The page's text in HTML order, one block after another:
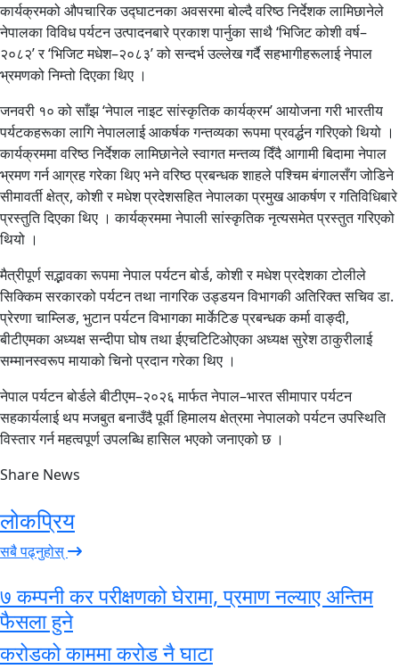
कार्यक्रमको औपचारिक उद्घाटनका अवसरमा बोल्दै वरिष्ठ निर्देशक लामिछानेले
नेपालका विविध पर्यटन उत्पादनबारे प्रकाश पार्नुका साथै ‘भिजिट कोशी वर्ष–
२०८२’ र ‘भिजिट मधेश–२०८३’ को सन्दर्भ उल्लेख गर्दै सहभागीहरूलाई नेपाल
भ्रमणको निम्तो दिएका थिए ।
जनवरी १० को साँझ ‘नेपाल नाइट सांस्कृतिक कार्यक्रम’ आयोजना गरी भारतीय
पर्यटकहरूका लागि नेपाललाई आकर्षक गन्तव्यका रूपमा प्रवर्द्धन गरिएको थियो ।
कार्यक्रममा वरिष्ठ निर्देशक लामिछानेले स्वागत मन्तव्य दिँदै आगामी बिदामा नेपाल
भ्रमण गर्न आग्रह गरेका थिए भने वरिष्ठ प्रबन्धक शाहले पश्चिम बंगालसँग जोडिने
सीमावर्ती क्षेत्र, कोशी र मधेश प्रदेशसहित नेपालका प्रमुख आकर्षण र गतिविधिबारे
प्रस्तुति दिएका थिए । कार्यक्रममा नेपाली सांस्कृतिक नृत्यसमेत प्रस्तुत गरिएको
थियो ।
मैत्रीपूर्ण सद्भावका रूपमा नेपाल पर्यटन बोर्ड, कोशी र मधेश प्रदेशका टोलीले
सिक्किम सरकारको पर्यटन तथा नागरिक उड्डयन विभागकी अतिरिक्त सचिव डा.
प्रेरणा चाम्लिङ, भुटान पर्यटन विभागका मार्केटिङ प्रबन्धक कर्मा वाङ्दी,
बीटीएमका अध्यक्ष सन्दीपा घोष तथा ईएचटिटिओएका अध्यक्ष सुरेश ठाकुरीलाई
सम्मानस्वरूप मायाको चिनो प्रदान गरेका थिए ।
नेपाल पर्यटन बोर्डले बीटीएम–२०२६ मार्फत नेपाल–भारत सीमापार पर्यटन
सहकार्यलाई थप मजबुत बनाउँदै पूर्वी हिमालय क्षेत्रमा नेपालको पर्यटन उपस्थिति
विस्तार गर्न महत्वपूर्ण उपलब्धि हासिल भएको जनाएको छ ।
Share News
लोकप्रिय
सबै पढ्नुहोस्
७ कम्पनी कर परीक्षणको घेरामा, प्रमाण नल्याए अन्तिम
फैसला हुने
करोडको काममा करोड नै घाटा